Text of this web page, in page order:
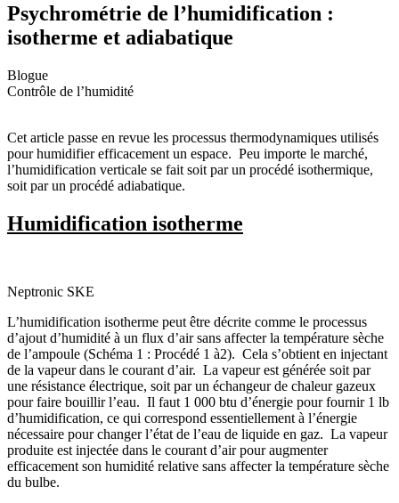
Psychrométrie de l’humidification :
isotherme et adiabatique
Blogue
Contrôle de l’humidité
Cet article passe en revue les processus thermodynamiques utilisés
pour humidifier efficacement un espace. Peu importe le marché,
l’humidification verticale se fait soit par un procédé isothermique,
soit par un procédé adiabatique.
Humidification isotherme
Neptronic SKE
L’humidification isotherme peut être décrite comme le processus
d’ajout d’humidité à un flux d’air sans affecter la température sèche
de l’ampoule (Schéma 1 : Procédé 1 à2). Cela s’obtient en injectant
de la vapeur dans le courant d’air. La vapeur est générée soit par
une résistance électrique, soit par un échangeur de chaleur gazeux
pour faire bouillir l’eau. Il faut 1 000 btu d’énergie pour fournir 1 lb
d’humidification, ce qui correspond essentiellement à l’énergie
nécessaire pour changer l’état de l’eau de liquide en gaz. La vapeur
produite est injectée dans le courant d’air pour augmenter
efficacement son humidité relative sans affecter la température sèche
du bulbe.